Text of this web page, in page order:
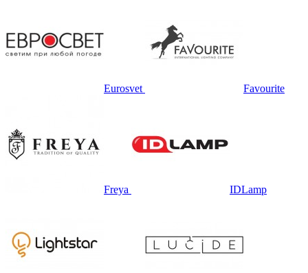
Eurosvet Favourite
Freya IDLamp